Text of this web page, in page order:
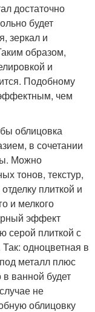
достаточно
будет
зеркал и
образом,
и
Подобному
чем
облицовка
в сочетании
Можно
тонов, текстур,
плиткой и
и мелкого
эффект
серой плиткой с
одноцветная в
металл плюс
ванной будет
не
облицовку